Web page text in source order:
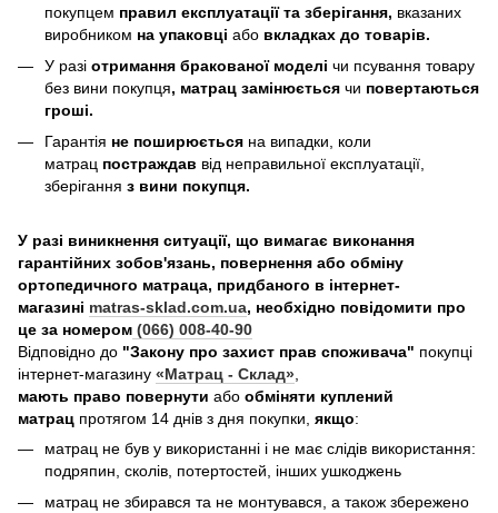
покупцем правил експлуатації та зберігання, вказаних
виробником на упаковці або вкладках до товарів.
У разі отримання бракованої моделі чи псування товару
без вини покупця, матрац замінюється чи повертаються
гроші.
Гарантія не поширюється на випадки, коли
матрац постраждав від неправильної експлуатації,
зберігання з вини покупця.
У разі виникнення ситуації, що вимагає виконання
гарантійних зобов'язань, повернення або обміну
ортопедичного матраца, придбаного в інтернет-
магазині matras-sklad.com.ua, необхідно повідомити про
це за номером (066) 008-40-90
Відповідно до "Закону про захист прав споживача" покупці
інтернет-магазину «Матрац - Склад»
мають право повернути або обміняти куплений
матрац протягом 14 днів з дня покупки, якщо:
матрац не був у використанні і не має слідів використання:
подряпин, сколів, потертостей, інших ушкоджень
матрац не збирався та не монтувався, а також збережено